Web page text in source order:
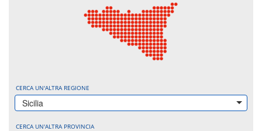
CERCA UN'ALTRA REGIONE
Sicilia
CERCA UN'ALTRA PROVINCIA